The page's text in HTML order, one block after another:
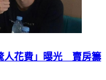
人花費」曝光 賣房籌